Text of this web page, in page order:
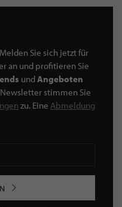
Sie sich jetzt für
an und profitieren Sie
undAngeboten
stimmen Sie
zu. Eine Abmeldung